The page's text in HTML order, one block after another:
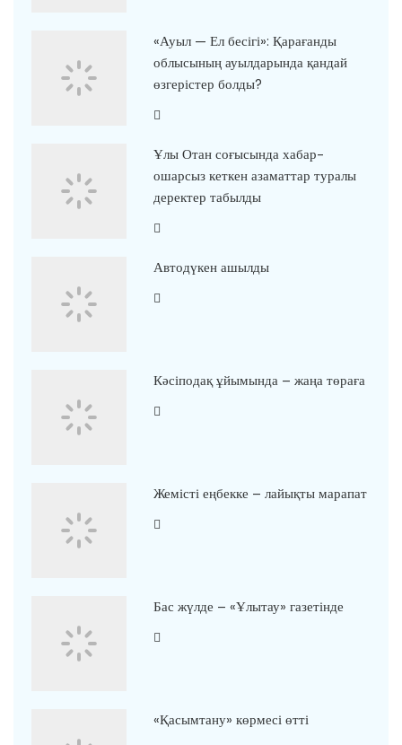
«Ауыл — Ел бесігі»: Қарағанды
облысының ауылдарында қандай
өзгерістер болды?
Ұлы Отан соғысында хабар-
ошарсыз кеткен азаматтар туралы
деректер табылды
Автодүкен ашылды
Кәсіподақ ұйымында – жаңа төраға
Жемісті еңбекке – лайықты марапат
Бас жүлде – «Ұлытау» газетінде
«Қасымтану» көрмесі өтті